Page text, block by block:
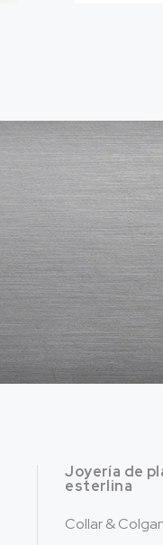
Joyería de
esterlina
Collar &